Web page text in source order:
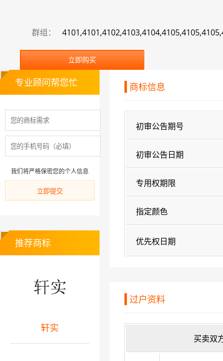
群组：
立即购买
商标信息
初审公告期号
初审公告日期
专用权期限
指定颜色
优先权日期
过户资料
买卖双
专业顾问帮您忙
我们将严格保密您的个人信息
推荐商标
轩实